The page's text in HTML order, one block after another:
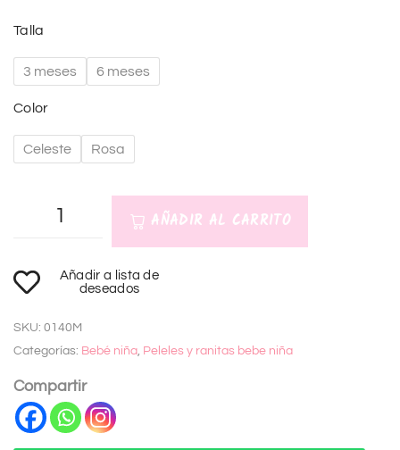
Talla
3 meses 6 meses
Color
Celeste Rosa
AÑADIR AL CARRITO
l
e
r
n
a
Añadir a lista de
deseados
SKU: 0140M
Categorías: Bebé niña, Peleles y ranitas bebe niña
Compartir